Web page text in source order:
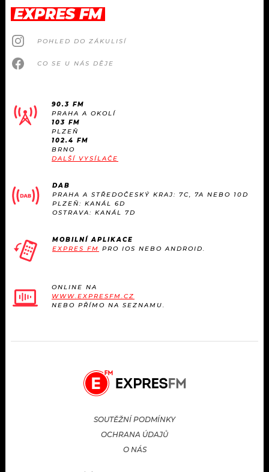
EXPRES FM
POHLED DO ZÁKULISÍ
CO SE U NÁS DĚJE
90.3 FM
PRAHA A OKOLÍ
103 FM
PLZEŇ
102.4 FM
BRNO
DALŠÍ VYSÍLAČE
DAB
PRAHA A STŘEDOČESKÝ KRAJ: 7C, 7A NEBO 10D
PLZEŇ: KANÁL 6D
OSTRAVA: KANÁL 7D
MOBILNÍ APLIKACE
EXPRES FM PRO IOS NEBO ANDROID.
ONLINE NA
WWW.EXPRESFM.CZ
NEBO PŘÍMO NA SEZNAMU.
SOUTĚŽNÍ PODMÍNKY
OCHRANA ÚDAJŮ
O NÁS